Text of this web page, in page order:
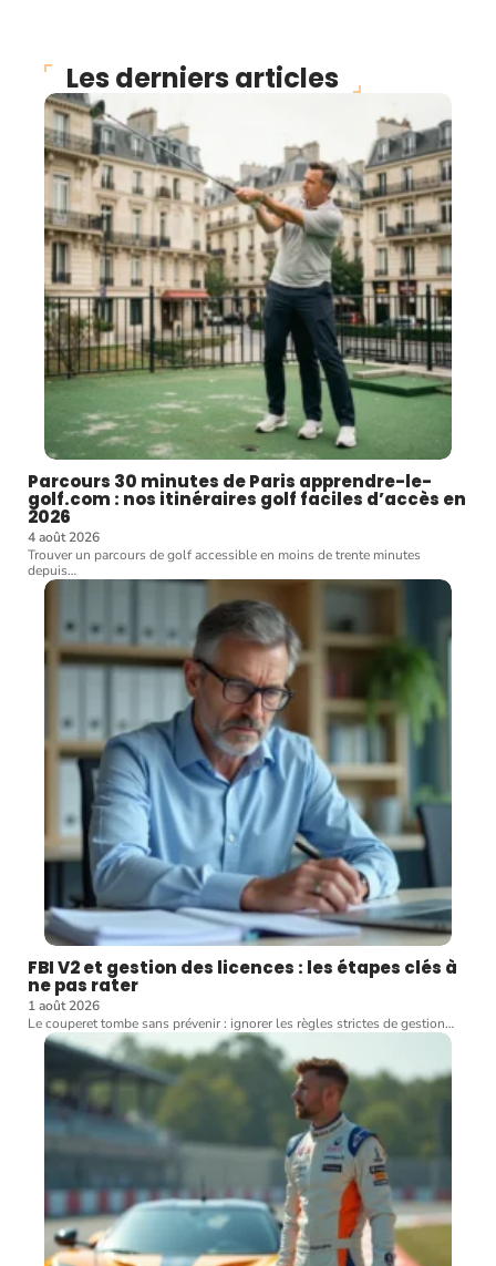
Les derniers articles
Parcours 30 minutes de Paris apprendre-le-
golf.com : nos itinéraires golf faciles d’accès en
2026
4 août 2026
Trouver un parcours de golf accessible en moins de trente minutes
depuis…
FBI V2 et gestion des licences : les étapes clés à
ne pas rater
1 août 2026
Le couperet tombe sans prévenir : ignorer les règles strictes de gestion…